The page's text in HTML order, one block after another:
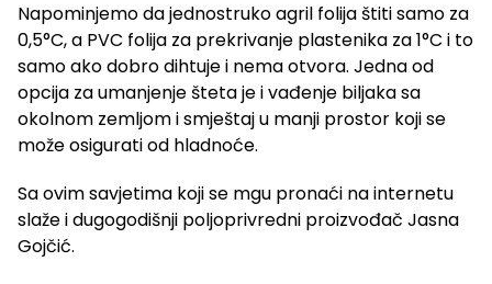
Napominjemo da jednostruko agril folija štiti samo za
0,5°C, a PVC folija za prekrivanje plastenika za 1°C i to
samo ako dobro dihtuje i nema otvora. Jedna od
opcija za umanjenje šteta je i vađenje biljaka sa
okolnom zemljom i smještaj u manji prostor koji se
može osigurati od hladnoće.
Sa ovim savjetima koji se mgu pronaći na internetu
slaže i dugogodišnji poljoprivredni proizvođač Jasna
Gojčić.